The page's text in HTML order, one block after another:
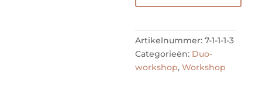
7
11:00
tot
12:30
aantal
Artikelnummer:7-1-1-1-3
Categorieën: Duo-
workshop,Workshop